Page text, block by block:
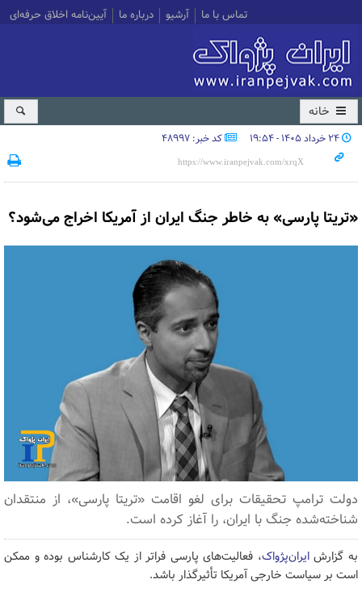
تماس با ما آرشیو درباره ما آیین‌نامه اخلاق حرفه‌ای
خانه
۲۴ خرداد ۱۴۰۵ - ۱۹:۵۴ کد خبر: 48997
«تریتا پارسی» به خاطر جنگ ایران از آمریکا اخراج می‌شود؟
دولت ترامپ تحقیقات برای لغو اقامت «تریتا پارسی»، از منتقدان
شناخته‌شده جنگ با ایران، را آغاز کرده است.
به گزارشایران‌پژواک، فعالیت‌های پارسی فراتر از یک کارشناس بوده و ممکن
است بر سیاست خارجی آمریکا تأثیرگذار باشد.